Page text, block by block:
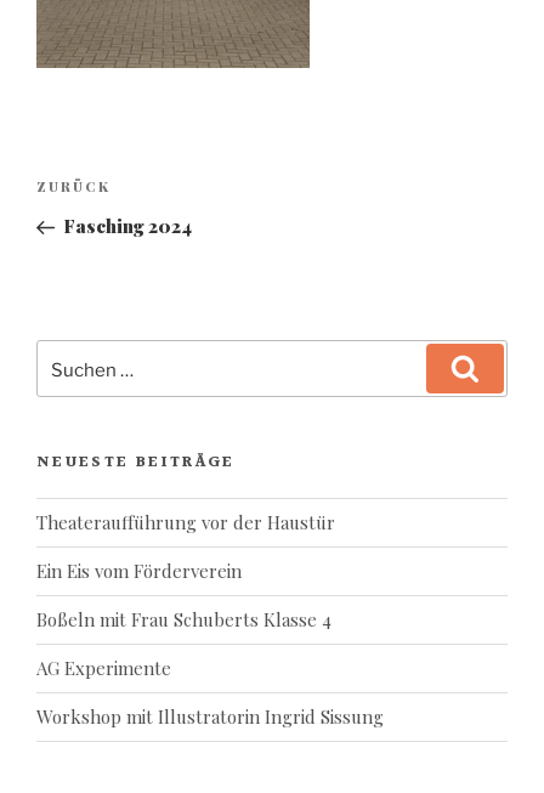
Beitragsnavigation
Vorheriger
Beitrag
ZURÜCK
Fasching 2024
nach:
NEUESTE BEITRÄGE
Theateraufführung vor der Haustür
Ein Eis vom Förderverein
Boßeln mit Frau Schuberts Klasse 4
AG Experimente
Workshop mit Illustratorin Ingrid Sissung